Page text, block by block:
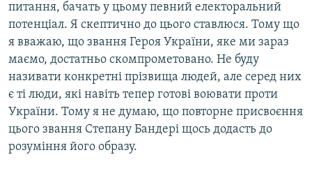
питання, бачать у цьому певний електоральний
потенціал. Я скептично до цього ставлюся. Тому що
я вважаю, що звання Героя України, яке ми зараз
маємо, достатньо скомпрометовано. Не буду
називати конкретні прізвища людей, але серед них
є ті люди, які навіть тепер готові воювати проти
України. Тому я не думаю, що повторне присвоєння
цього звання Степану Бандері щось додасть до
розуміння його образу.